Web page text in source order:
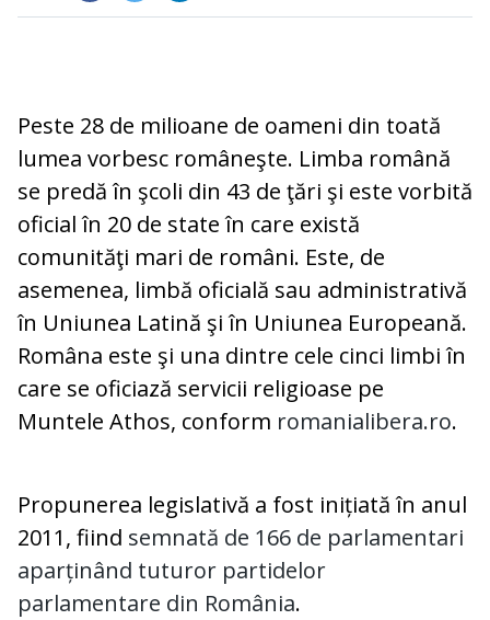
Peste 28 de milioane de oameni din toată
lumea vorbesc româneşte. Limba română
se predă în şcoli din 43 de ţări şi este vorbită
oficial în 20 de state în care există
comunităţi mari de români. Este, de
asemenea, limbă oficială sau administrativă
în Uniunea Latină şi în Uniunea Europeană.
Româna este şi una dintre cele cinci limbi în
care se oficiază servicii religioase pe
Muntele Athos, conform romanialibera.ro.
Propunerea legislativă a fost inițiată în anul
2011, fiind semnată de 166 de parlamentari
aparținând tuturor partidelor
parlamentare din România.